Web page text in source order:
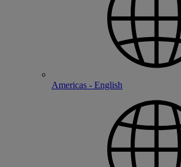
Americas - English